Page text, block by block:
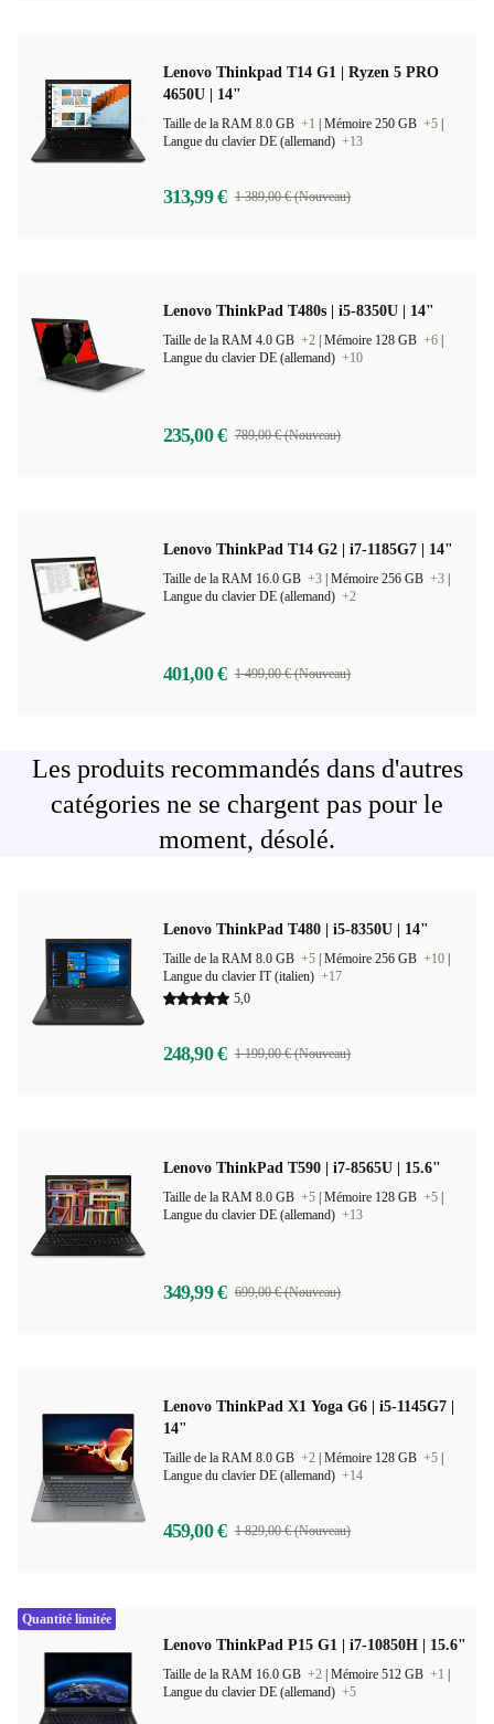
Lenovo Thinkpad T14 G1 | Ryzen 5 PRO
4650U | 14"
Taille de la RAM 8.0 GB +1 Mémoire 250 GB +5
Langue du clavier DE (allemand) +13
313,99 € 1 389,00 € (Nouveau)
Lenovo ThinkPad T480s | i5-8350U | 14"
Taille de la RAM 4.0 GB +2 Mémoire 128 GB +6
Langue du clavier DE (allemand) +10
235,00 € 789,00 € (Nouveau)
Lenovo ThinkPad T14 G2 | i7-1185G7 | 14"
Taille de la RAM 16.0 GB +3 Mémoire 256 GB +3
Langue du clavier DE (allemand) +2
401,00 € 1 499,00 € (Nouveau)
Les produits recommandés dans d'autres
catégories ne se chargent pas pour le
moment, désolé.
Lenovo ThinkPad T480 | i5-8350U | 14"
Taille de la RAM 8.0 GB +5 Mémoire 256 GB +10
Langue du clavier IT (italien) +17
5,0
248,90 € 1 199,00 € (Nouveau)
Lenovo ThinkPad T590 | i7-8565U | 15.6"
Taille de la RAM 8.0 GB +5 Mémoire 128 GB +5
Langue du clavier DE (allemand) +13
349,99 € 699,00 € (Nouveau)
Lenovo ThinkPad X1 Yoga G6 | i5-1145G7 |
14"
Taille de la RAM 8.0 GB +2 Mémoire 128 GB +5
Langue du clavier DE (allemand) +14
459,00 € 1 829,00 € (Nouveau)
Lenovo ThinkPad P15 G1 | i7-10850H | 15.6"
Taille de la RAM 16.0 GB +2 Mémoire 512 GB +1
Langue du clavier DE (allemand) +5
Quantité limitée